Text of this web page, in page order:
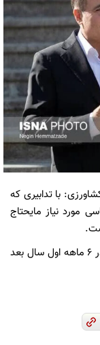
با تدابیری که
اساسی مورد نیاز مایحتاج
🔹ثبت سفارش کالاهای اساسی مورد نیاز کشور در ۶ ماهه اول سال بعد